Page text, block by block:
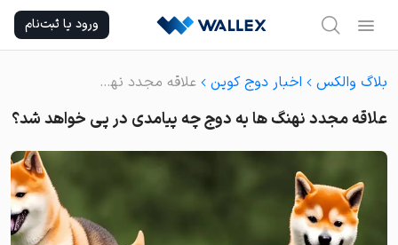
content
ورود یا ثبت‌نام
بلاگ والکس اخبار دوج کوین علاقه مجدد نهنگ ها به دوج چه پیامدی در پی خواهد شد؟
علاقه مجدد نهنگ ها به دوج چه پیامدی در پی خواهد شد؟